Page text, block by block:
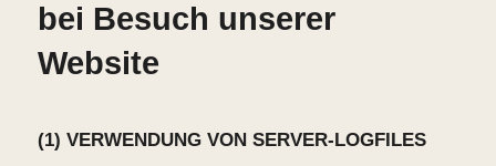
bei Besuch unserer
Website
(1) VERWENDUNG VON SERVER-LOGFILES